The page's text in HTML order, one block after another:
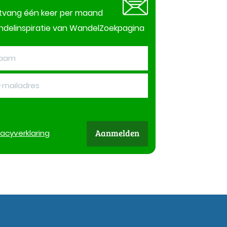
één keer per maand
van WandelZoekpagina
verklaring Aanmelden